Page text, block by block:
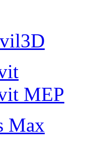
MEP
Max